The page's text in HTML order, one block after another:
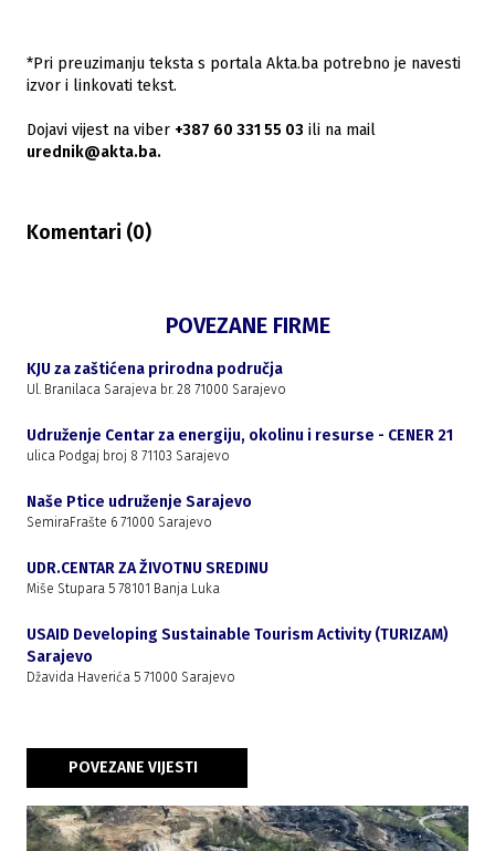
*Pri preuzimanju teksta s portala Akta.ba potrebno je navesti
izvor i linkovati tekst.
Dojavi vijest na viber +387 60 331 55 03 ili na mail
urednik@akta.ba.
Komentari (0)
POVEZANE FIRME
KJU za zaštićena prirodna područja
Ul. Branilaca Sarajeva br. 28 71000 Sarajevo
Udruženje Centar za energiju, okolinu i resurse - CENER 21
ulica Podgaj broj 8 71103 Sarajevo
Naše Ptice udruženje Sarajevo
SemiraFrašte 6 71000 Sarajevo
UDR.CENTAR ZA ŽIVOTNU SREDINU
Miše Stupara 5 78101 Banja Luka
USAID Developing Sustainable Tourism Activity (TURIZAM)
Sarajevo
Džavida Haverića 5 71000 Sarajevo
POVEZANE VIJESTI